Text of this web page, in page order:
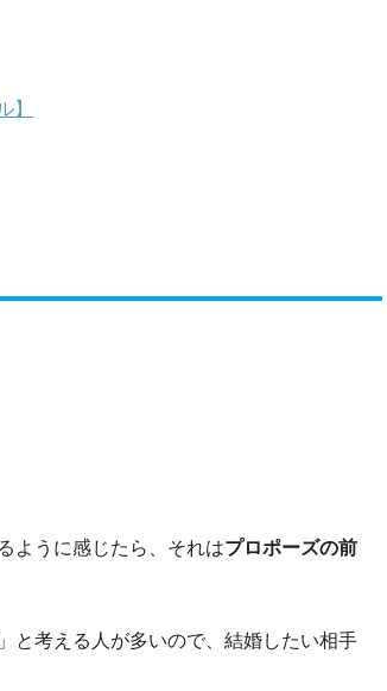
】
ように感じたら、それはプロポーズの前
と考える人が多いので、結婚したい相手